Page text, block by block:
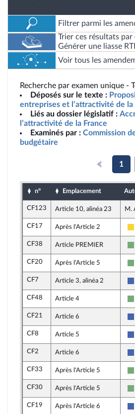
Filtrer parmi les
Trier ces résultats par
Générer une liasse
Voir tous les
Recherche par examen unique -
Déposés sur le texte :
entreprises et l’attractivité de la
Liés au dossier législatif :
l’attractivité de la France
Examinés par : Commission
budgétaire
1
n° Emplacement
CF123 Article 10, alinéa 23 M.
CF17 Après l'Article 2
CF38 Article PREMIER
CF20 Après l'Article 5
CF7 Article 3, alinéa 2
CF48 Article 4
CF21 Article 6
CF8 Article 5
CF2 Article 6
CF33 Après l'Article 5
CF30 Après l'Article 5
CF19 Après l'Article 6